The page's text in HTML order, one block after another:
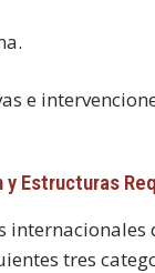
e
Estructuras
tres